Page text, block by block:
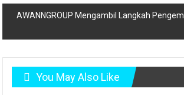
AWANNGROUP Mengambil Langkah
You May Also Like